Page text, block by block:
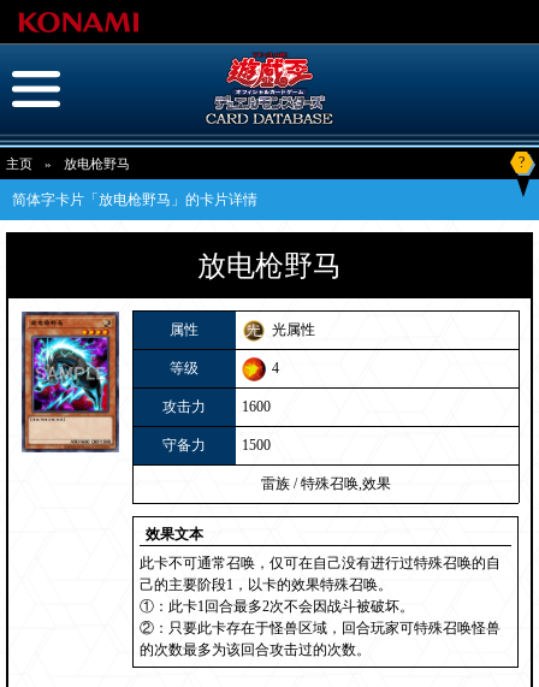
主页 » 放电枪野马 ?
简体字卡片「放电枪野马」的卡片详情
放电枪野马
属性 光属性
等级 4
攻击力 1600
守备力 1500
雷族 / 特殊召唤,效果
效果文本
此卡不可通常召唤，仅可在自己没有进行过特殊召唤的自
己的主要阶段1，以卡的效果特殊召唤。
①：此卡1回合最多2次不会因战斗被破坏。
②：只要此卡存在于怪兽区域，回合玩家可特殊召唤怪兽
的次数最多为该回合攻击过的次数。